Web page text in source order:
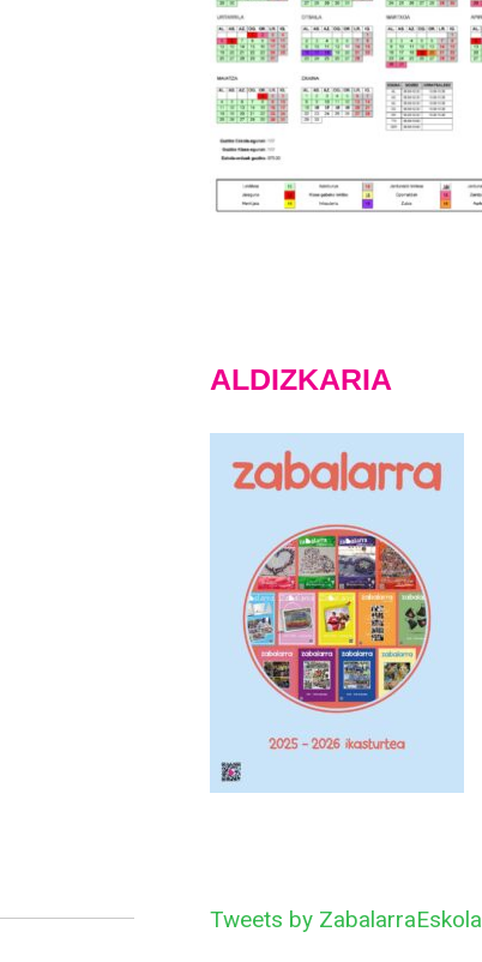
ALDIZKARIA
Tweets by ZabalarraEskola